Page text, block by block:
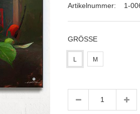
Artikelnummer:
1-
GRÖSSE
L M